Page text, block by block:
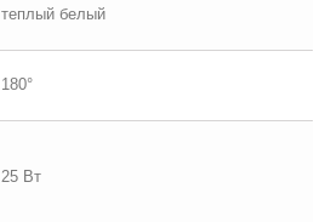
теплый белый
180°
25 Вт